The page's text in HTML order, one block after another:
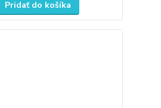
Pridať do košíka